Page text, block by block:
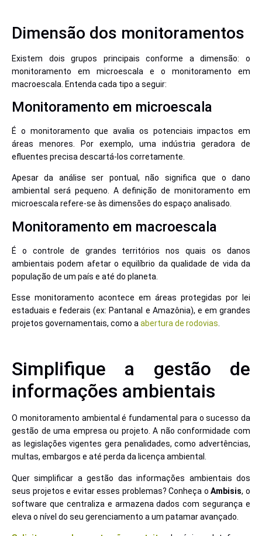
Dimensão dos monitoramentos
Existem dois grupos principais conforme a dimensão: o
monitoramento em microescala e o monitoramento em
macroescala. Entenda cada tipo a seguir:
Monitoramento em microescala
É o monitoramento que avalia os potenciais impactos em
áreas menores. Por exemplo, uma indústria geradora de
efluentes precisa descartá-los corretamente.
Apesar da análise ser pontual, não significa que o dano
ambiental será pequeno. A definição de monitoramento em
microescala refere-se às dimensões do espaço analisado.
Monitoramento em macroescala
É o controle de grandes territórios nos quais os danos
ambientais podem afetar o equilíbrio da qualidade de vida da
população de um país e até do planeta.
Esse monitoramento acontece em áreas protegidas por lei
estaduais e federais (ex: Pantanal e Amazônia), e em grandes
projetos governamentais, como aabertura de rodovias.
Simplifique a gestão de
informações ambientais
O monitoramento ambiental é fundamental para o sucesso da
gestão de uma empresa ou projeto. A não conformidade com
as legislações vigentes gera penalidades, como advertências,
multas, embargos e até perda da licença ambiental.
Quer simplificar a gestão das informações ambientais dos
seus projetos e evitar esses problemas? Conheça oAmbisis, o
software que centraliza e armazena dados com segurança e
eleva o nível do seu gerenciamento a um patamar avançado.